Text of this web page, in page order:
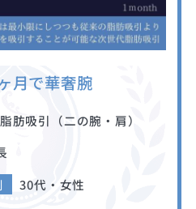
月で華奢腕
肪吸引（二の腕・肩）
30代・女性